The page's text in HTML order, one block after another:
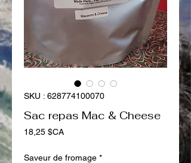
SKU : 628774100070
Sac repas Mac & Cheese
18,25 $CAPrix
Saveur de fromage *